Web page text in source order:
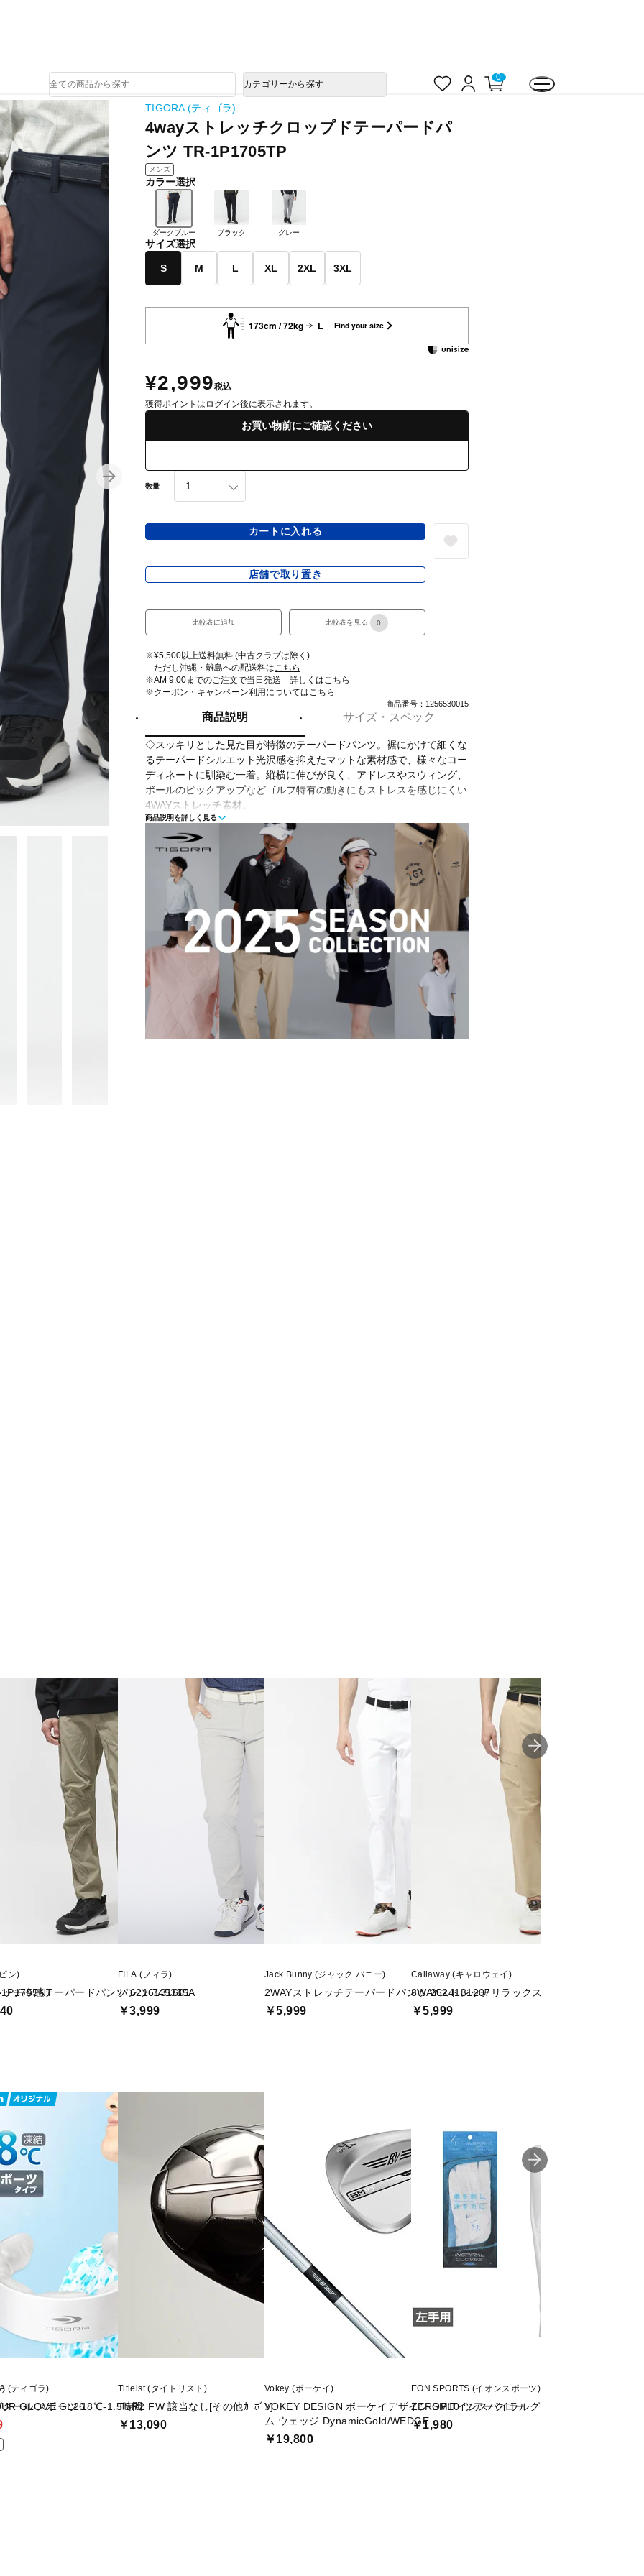
TIGORA (ティゴラ)
4wayストレッチクロップドテーパードパ
ンツ TR-1P1705TP
メンズ
カラー選択
ダークブルー ブラック グレー
サイズ選択
S M L XL 2XL 3XL
173cm / 72kg L Find your size
¥2,999税込
獲得ポイントはログイン後に表示されます。
お買い物前にご確認ください
数量
カートに入れる
店舗で取り置き
比較表に追加 比較表を見る 0
※¥5,500以上送料無料 (中古クラブは除く)
ただし沖縄・離島への配送料はこちら
※AM 9:00までのご注文で当日発送 詳しくはこちら
※クーポン・キャンペーン利用についてはこちら
商品番号：1256530015
商品説明 サイズ・スペック
◇スッキリとした見た目が特徴のテーパードパンツ。裾にかけて細くな
るテーパードシルエット光沢感を抑えたマットな素材感で、様々なコー
ディネートに馴染む一着。縦横に伸びが良く、アドレスやスウィング、
ボールのピックアップなどゴルフ特有の動きにもストレスを感じにくい
4WAYストレッチ素材。
◇機能:撥水・4wayストレッチ・UVカット
■カラー：
ダークブルー
ブラック
■素材：ナイロン89％ ポリウレタン11％
■生産国：ミャンマー
■2025秋冬モデル
■メーカー型番：TR-1P1705TP
商品説明を詳しく見る
ン)
ッチ冷感テーパードパンツ 6216131601
FILA (フィラ)
パンツ 745335A
￥3,999
Jack Bunny (ジャック バニー)
2WAYストレッチテーパードパンツ 2624131207
￥5,999
Callaway (キャロウェイ)
8WAYストレッチリラックスパンツ C25126107
￥5,999
)
GLOVE GL26
(ティゴラ)
クール スポーツ 18℃‐1.5時間
Titleist (タイトリスト)
TSR2 FW 該当なし[その他ｶｰﾎﾞﾝ]
￥13,090
Vokey (ボーケイ)
VOKEY DESIGN ボーケイデザイン SM10 ツアークロー
ム ウェッジ DynamicGold/WEDGE
￥19,800
EON SPORTS (イオンスポーツ)
ZEROFITインスパイラルグローブクール
￥1,980